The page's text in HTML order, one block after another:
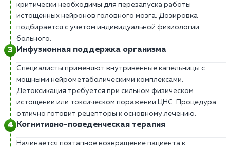
критически необходимы для перезапуска работы
истощенных нейронов головного мозга. Дозировка
подбирается с учетом индивидуальной физиологии
больного.
Инфузионная поддержка организма
Специалисты применяют внутривенные капельницы с
мощными нейрометаболическими комплексами.
Детоксикация требуется при сильном физическом
истощении или токсическом поражении ЦНС. Процедура
отлично готовит рецепторы к основному лечению.
Когнитивно-поведенческая терапия
Начинается поэтапное возвращение пациента к